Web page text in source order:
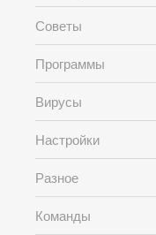
Советы
Программы
Вирусы
Настройки
Разное
Команды